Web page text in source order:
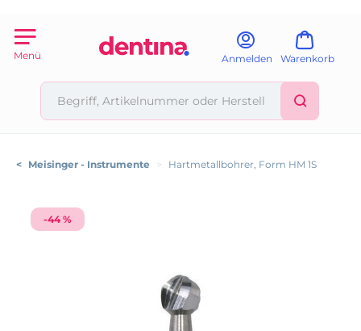
Menü Anmelden Warenkorb
< Meisinger - Instrumente > Hartmetallbohrer, Form HM 1S
-44 %